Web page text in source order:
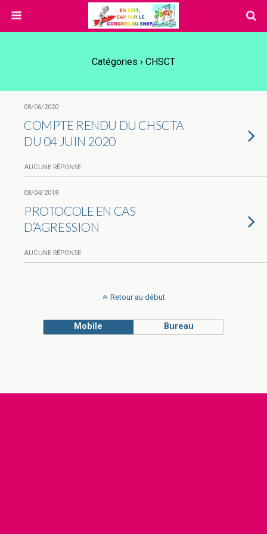
Catégories › CHSCT
08/06/2020
COMPTE RENDU DU CHSCTA
DU 04 JUIN 2020
AUCUNE RÉPONSE
08/04/2018
PROTOCOLE EN CAS
D’AGRESSION
AUCUNE RÉPONSE
Retour au début
Mobile Bureau